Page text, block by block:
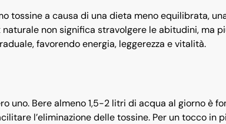
tossine a causa di una dieta meno equilibrata,
non significa stravolgere le abitudini, ma
favorendo energia, leggerezza e vitalità.
uno. Bere almeno 1,5-2 litri di acqua al giorno è
l’eliminazione delle tossine. Per un tocco in